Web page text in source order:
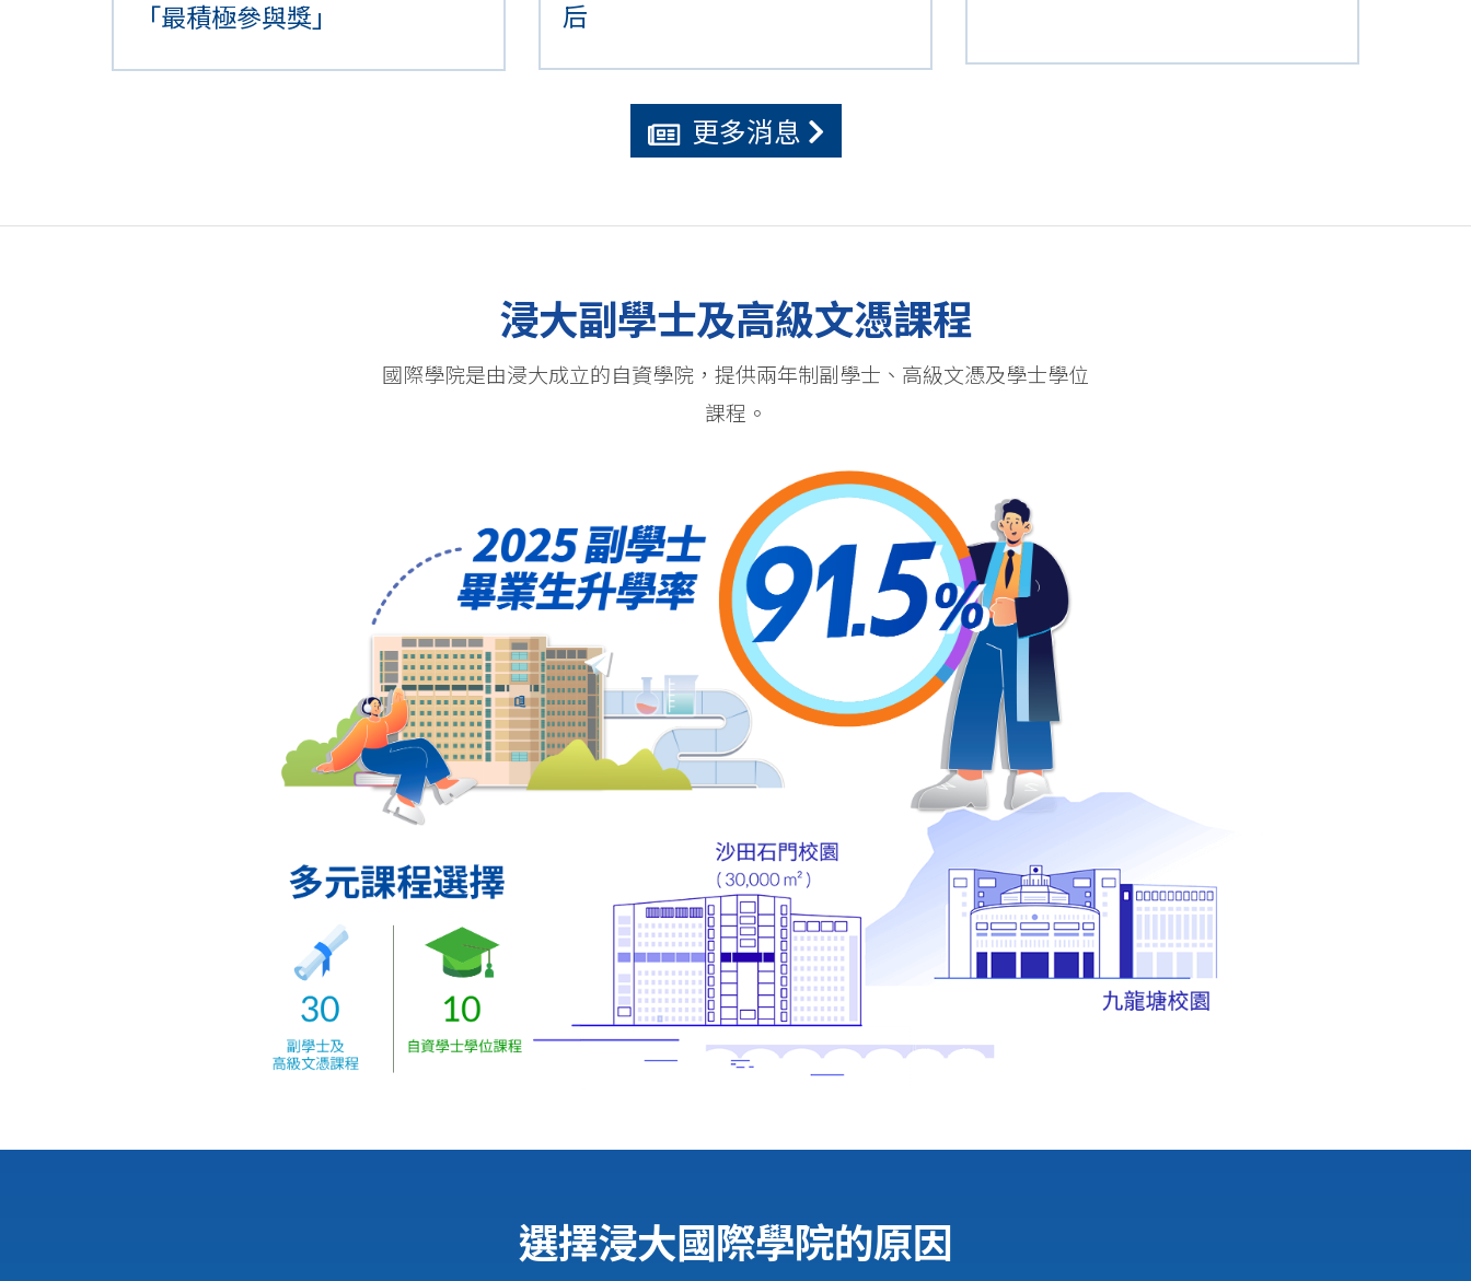
「最積極參與獎」
后
更多消息
浸大副學士及高級文憑課程
國際學院是由浸大成立的自資學院，提供兩年制副學士、高級文憑及學士學位
課程。
選擇浸大國際學院的原因